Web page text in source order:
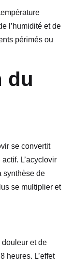
l’humidité et de
périmés ou
du
se convertit
L’acyclovir
synthèse de
se multiplier et
et de
heures. L’effet